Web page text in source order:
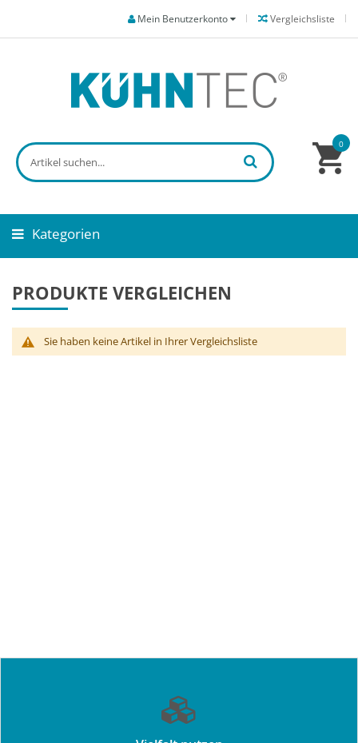
Vergleichsliste
Mein Benutzerkonto
0
Kategorien
PRODUKTE VERGLEICHEN
Sie haben keine Artikel in Ihrer Vergleichsliste